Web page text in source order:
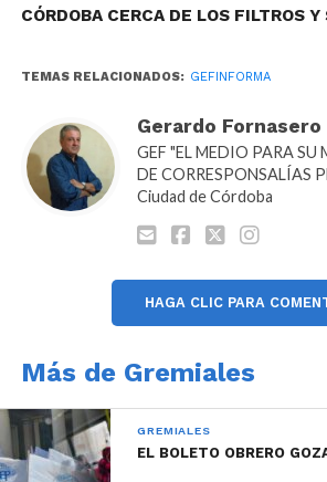
ATE, en tanto se suma al paro por
nacionales, por su parte los
admitieron que los propietarios y
estén agremiados podrán prestar
residuos, ya que el Surrbac, el
los trabajadores del sector se
También llevarán adelante esta
entre otras organizaciones.
Estos últimos tres gremios
CÓRDOBA CERCA DE LOS FILTROS
TEMAS RELACIONADOS: GEFINFORMA
Gerardo Fornasero
GEF "EL MEDIO PARA SU
DE CORRESPONSALÍAS
Ciudad de Córdoba
HAGA CLIC PARA
Más de Gremiales
GREMIALES
EL BOLETO OBRERO